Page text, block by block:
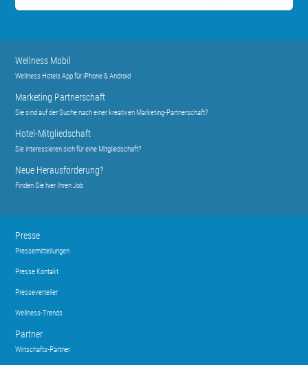
Wellness Mobil
Wellness Hotels App für iPhone & Android
Marketing Partnerschaft
Sie sind auf der Suche nach einer kreativen Marketing-Partnerschaft?
Hotel-Mitgliedschaft
Sie interessieren sich für eine Mitgliedschaft?
Neue Herausforderung?
Finden Sie hier Ihren Job
Presse
Pressemitteilungen
Presse Kontakt
Presseverteiler
Wellness-Trends
Partner
Wirtschafts-Partner